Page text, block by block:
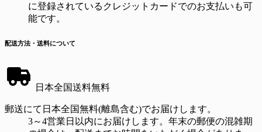
に登録されているクレジットカードでのお支払いも可
能です。
配送方法・送料について
日本全国送料無料
郵送にて日本全国無料(離島含む)でお届けします。
3～4営業日以内にお届けします。年末の郵便の混雑期